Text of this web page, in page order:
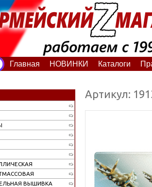
Главная НОВИНКИ Каталоги
ВЫШИВКА
Артикул: